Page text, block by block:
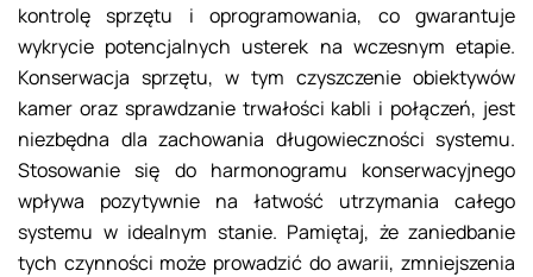
kontrolę sprzętu i oprogramowania, co gwarantuje
wykrycie potencjalnych usterek na wczesnym etapie.
Konserwacja sprzętu, w tym czyszczenie obiektywów
kamer oraz sprawdzanie trwałości kabli i połączeń, jest
niezbędna dla zachowania długowieczności systemu.
Stosowanie się do harmonogramu konserwacyjnego
wpływa pozytywnie na łatwość utrzymania całego
systemu w idealnym stanie. Pamiętaj, że zaniedbanie
tych czynności może prowadzić do awarii, zmniejszenia